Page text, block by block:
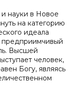
науки в Новое
на категорию
идеала
предприимчивый
Высшей
человек,
Богу, являясь